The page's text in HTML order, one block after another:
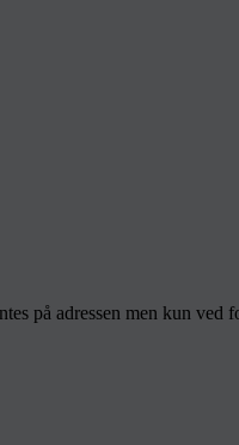
på adressen men kun ved